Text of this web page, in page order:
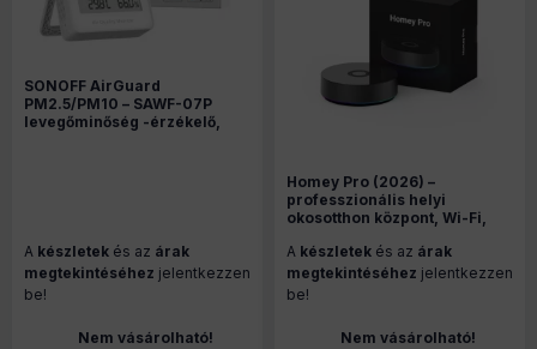
SONOFF AirGuard
PM2.5/PM10 – SAWF-07P
levegőminőség -érzékelő,
A készletek és az árak
megtekintéséhez jelentkezzen
be!
Nem vásárolható!
Homey Pro (2026) –
professzionális helyi
okosotthon központ, Wi-Fi,
Matter, RF433, IR
A készletek és az árak
megtekintéséhez jelentkezzen
be!
Nem vásárolható!